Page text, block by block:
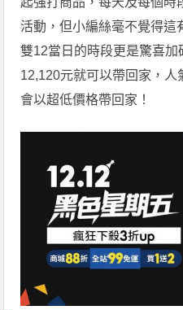
活動，但小編絲毫不覺得這
雙12當日的時段更是驚喜
12,120元就可以帶回家，
會以超低價格帶回家！